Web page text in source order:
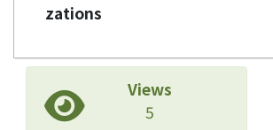
zations
Views
5